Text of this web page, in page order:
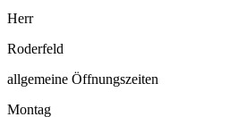
Herr
Roderfeld
allgemeine Öffnungszeiten
Montag